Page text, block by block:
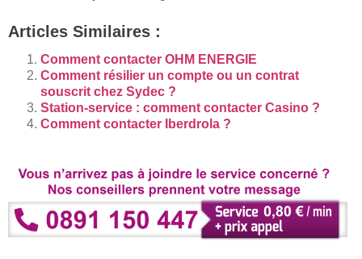
Articles Similaires :
Comment contacter OHM ENERGIE
Comment résilier un compte ou un contrat
souscrit chez Sydec ?
Station-service : comment contacter Casino ?
Comment contacter Iberdrola ?